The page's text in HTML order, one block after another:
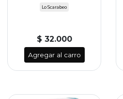
Lo Scarabeo
$ 32.000
Agregar al carro